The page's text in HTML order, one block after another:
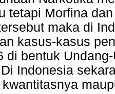
tetapi Morfina
maka di
kasus-kasus
di bentuk
Indonesia